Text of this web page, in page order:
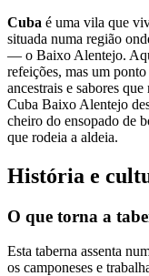
Cuba é uma vila que
situada numa região
— o Baixo Alentejo.
refeições, mas um
ancestrais e sabores
Cuba Baixo Alentejo
cheiro do ensopado de
que rodeia a aldeia.
História e
O que torna a
Esta taberna assenta
os camponeses e